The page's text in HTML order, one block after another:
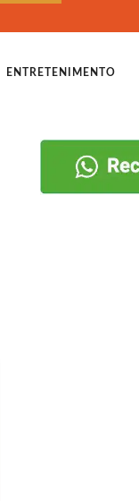
ENTRETENIMENTO